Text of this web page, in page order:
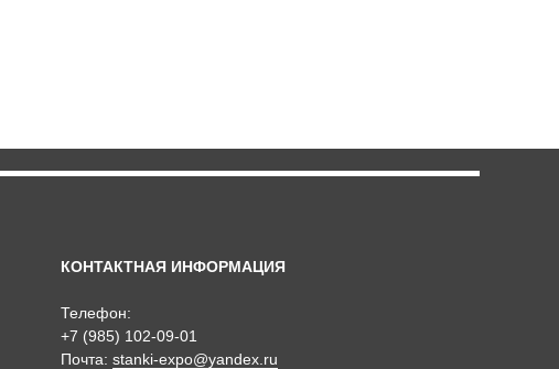
КОНТАКТНАЯ ИНФОРМАЦИЯ
Телефон:
+7 (985) 102-09-01
Почта: stanki-expo@yandex.ru